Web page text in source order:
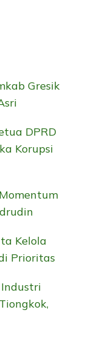
Gresik
DPRD
Korupsi
Kelola
Prioritas